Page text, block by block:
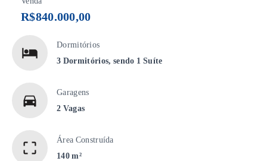
R$840.000,00
Dormitórios
3 Dormitórios, sendo 1 Suíte
Garagens
2 Vagas
Área Construída
140 m²